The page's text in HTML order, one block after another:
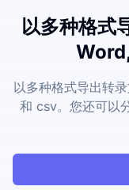
以多种格式
以多种格式导出转
和 csv。您还可以